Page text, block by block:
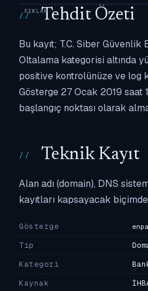
Tehdit Özeti
Bu kayıt; T.C. Siber Güvenlik
Oltalama kategorisi altında
positive kontrolünüze ve log
Gösterge 27 Ocak 2019 saat
başlangıç noktası olarak
Teknik Kayıt
Alan adı (domain), DNS
kayıtları kapsayacak
Gösterge
Tip
Kategori
Kaynak